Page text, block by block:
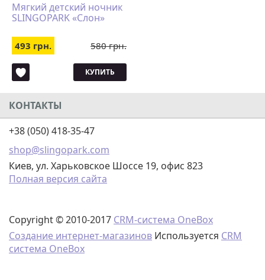
Мягкий детский ночник
SLINGOPARK «Слон»
493 грн. 580 грн.
КУПИТЬ
КОНТАКТЫ
+38 (050) 418-35-47
shop@slingopark.com
Киев, ул. Харьковское Шоссе 19, офис 823
Полная версия сайта
Copyright © 2010-2017 CRM-система OneBox
Создание интернет-магазинов Используется CRM
система OneBox